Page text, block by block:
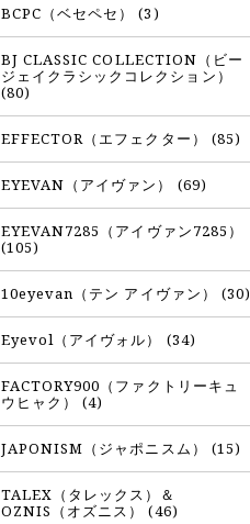
BCPC（ベセペセ） (3)
BJ CLASSIC COLLECTION（ビー
ジェイクラシックコレクション）
(80)
EFFECTOR（エフェクター） (85)
EYEVAN（アイヴァン） (69)
EYEVAN7285（アイヴァン7285）
(105)
10eyevan（テン アイヴァン） (30)
Eyevol（アイヴォル） (34)
FACTORY900（ファクトリーキュ
ウヒャク） (4)
JAPONISM（ジャポニスム） (15)
TALEX（タレックス）＆
OZNIS（オズニス） (46)